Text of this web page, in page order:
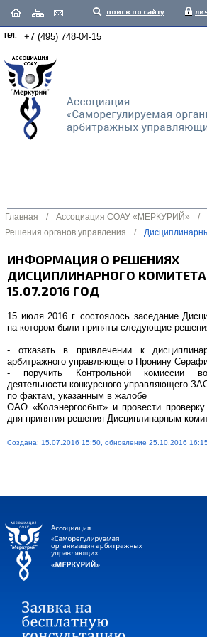
поиск по сайту
ТЕЛ. +7 (495) 748-04-15
Главная / Ассоциация СОАУ «МЕРКУРИЙ»
/
Решения органов управления
/
ИНФОРМАЦИЯ О РЕШЕНИЯХ
ДИСЦИПЛИНАРНОГО
15.07.2016 ГОД
15 июля 2016 г. состоялось заседание
на котором были приняты следующие
- отказать в привлечении к
арбитражного управляющего Пронину
- поручить Контрольной комиссии
деятельности конкурсного управляющего
по фактам, указанным в жалобе
ОАО «Колэнергосбыт» и провести
дня принятия решения Дисциплинарным
Создана: 15.07.2016 15:50, обновление 25.10.2016 16:15